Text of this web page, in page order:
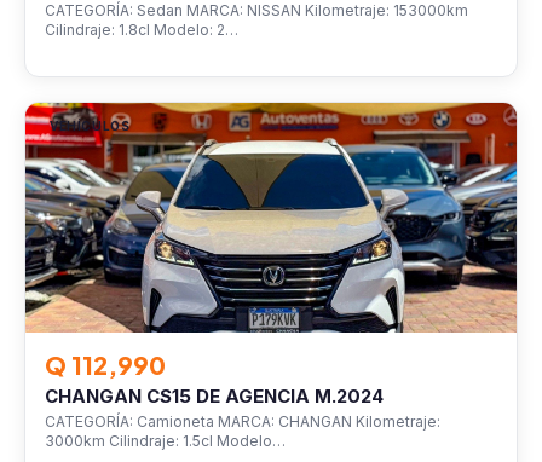
CATEGORÍA: Sedan MARCA: NISSAN Kilometraje: 153000km
Cilindraje: 1.8cl Modelo: 2…
VEHÍCULOS
Q 112,990
CHANGAN CS15 DE AGENCIA M.2024
CATEGORÍA: Camioneta MARCA: CHANGAN Kilometraje:
3000km Cilindraje: 1.5cl Modelo…